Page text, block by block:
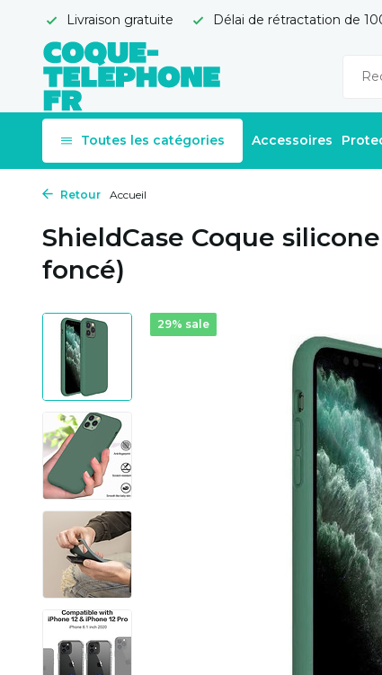
Livraison gratuite Délai de rétractation de
Toutes les catégories Accessoires
Retour Accueil
ShieldCase Coque
foncé)
29% sale